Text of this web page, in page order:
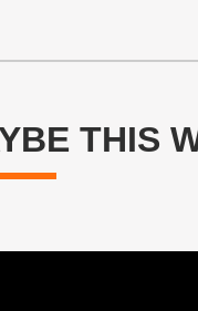
THIS